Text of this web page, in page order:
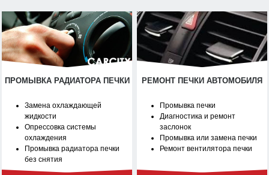
ПРОМЫВКА РАДИАТОРА ПЕЧКИ
Замена охлаждающей
жидкости
Опрессовка системы
охлаждения
Промывка радиатора печки
без снятия
РЕМОНТ ПЕЧКИ АВТОМОБИЛЯ
Промывка печки
Диагностика и ремонт
заслонок
Промывка или замена печки
Ремонт вентилятора печки